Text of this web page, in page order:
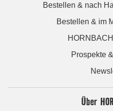
Bestellen & nach
Bestellen & im
Prospekte
Über